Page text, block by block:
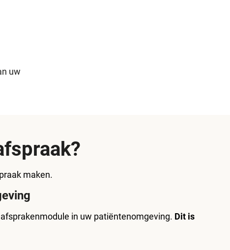
uw
maken.
in uw patiëntenomgeving. Dit is